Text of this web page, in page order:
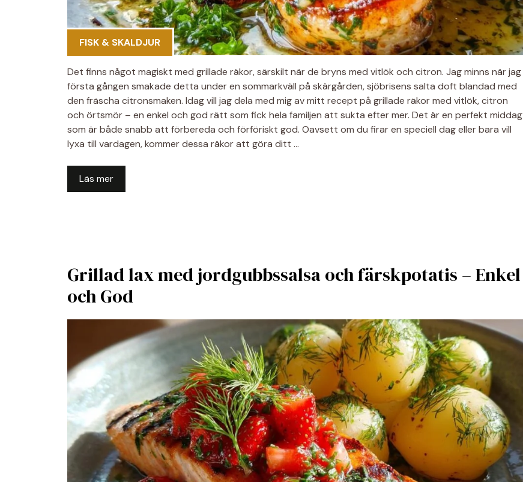
FISK & SKALDJUR
Det finns något magiskt med grillade räkor, särskilt när de bryns med vitlök och citron. Jag minns när jag
första gången smakade detta under en sommarkväll på skärgården, sjöbrisens salta doft blandad med
den fräscha citronsmaken. Idag vill jag dela med mig av mitt recept på grillade räkor med vitlök, citron
och örtsmör – en enkel och god rätt som fick hela familjen att sukta efter mer. Det är en perfekt middag
som är både snabb att förbereda och förföriskt god. Oavsett om du firar en speciell dag eller bara vill
lyxa till vardagen, kommer dessa räkor att göra ditt …
Läs mer
Grillad lax med jordgubbssalsa och färskpotatis – Enkel
och God